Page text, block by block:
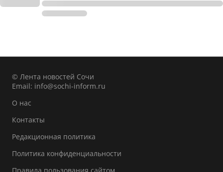
© Лента новостей Сочи
Email: info@sochi-inform.ru
О нас
Контакты
Редакционная политика
Политика конфиденциальности